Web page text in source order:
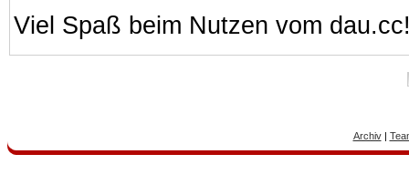
Viel Spaß beim Nutzen vom
Archiv|